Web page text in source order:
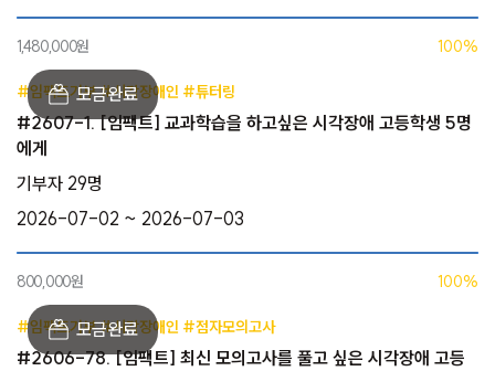
1,480,000원 100%
#임팩트기부 #시각장애인 #튜터링
#2607-1. [임팩트] 교과학습을 하고싶은 시각장애 고등학생 5명
에게
기부자 29명
2026-07-02 ~ 2026-07-03
800,000원 100%
#임팩트기부 #시각장애인 #점자모의고사
#2606-78. [임팩트] 최신 모의고사를 풀고 싶은 시각장애 고등